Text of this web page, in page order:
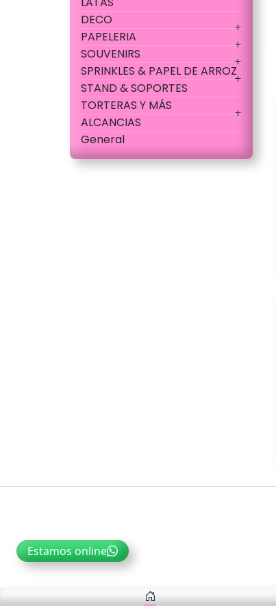
DECO
PAPELERIA
SOUVENIRS
SPRINKLES & PAPEL DE ARROZ
STAND & SOPORTES
TORTERAS Y MÁS
ALCANCIAS
General
entradas
Estamos online